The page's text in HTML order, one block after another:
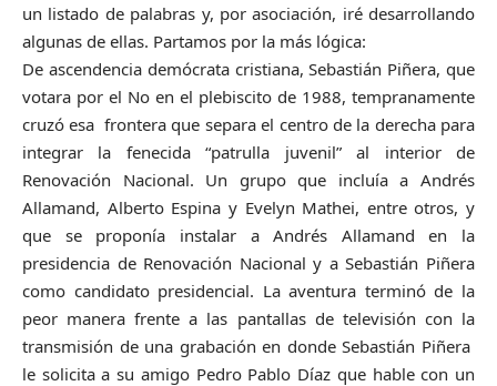
un listado de palabras y, por asociación, iré desarrollando
algunas de ellas. Partamos por la más lógica:
De ascendencia demócrata cristiana, Sebastián Piñera, que
votara por el No en el plebiscito de 1988, tempranamente
cruzó esa frontera que separa el centro de la derecha para
integrar la fenecida “patrulla juvenil” al interior de
Renovación Nacional. Un grupo que incluía a Andrés
Allamand, Alberto Espina y Evelyn Mathei, entre otros, y
que se proponía instalar a Andrés Allamand en la
presidencia de Renovación Nacional y a Sebastián Piñera
como candidato presidencial. La aventura terminó de la
peor manera frente a las pantallas de televisión con la
transmisión de una grabación en donde Sebastián Piñera
le solicita a su amigo Pedro Pablo Díaz que hable con un